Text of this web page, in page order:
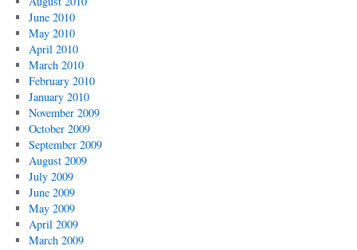
June 2010
May 2010
April 2010
March 2010
February 2010
January 2010
November 2009
October 2009
September 2009
August 2009
July 2009
June 2009
May 2009
April 2009
March 2009